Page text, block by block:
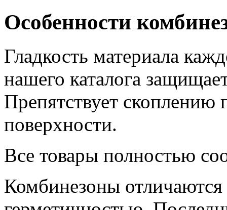
Особенности
Гладкость материала
нашего каталога
Препятствует скоплению
поверхности.
Все товары полностью
Комбинезоны